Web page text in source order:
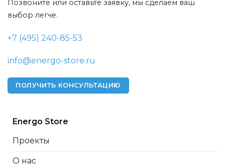
Energo Store
Проекты
О нас
Позвоните или оставьте заявку, мы сделаем ваш
выбор легче.
+7 (495) 240-85-53
info@energo-store.ru
ПОЛУЧИТЬ КОНСУЛЬТАЦИЮ